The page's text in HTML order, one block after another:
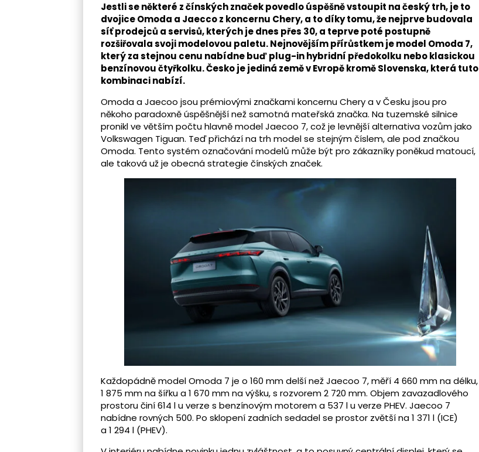
Jestli se některé z čínských značek povedlo úspěšně vstoupit na český trh, je to
dvojice Omoda a Jaecco z koncernu Chery, a to díky tomu, že nejprve budovala
síť prodejců a servisů, kterých je dnes přes 30, a teprve poté postupně
rozšiřovala svoji modelovou paletu. Nejnovějším přírůstkem je model Omoda 7,
který za stejnou cenu nabídne buď plug-in hybridní předokolku nebo klasickou
benzínovou čtyřkolku. Česko je jediná země v Evropě kromě Slovenska, která tuto
kombinaci nabízí.
Omoda a Jaecoo jsou prémiovými značkami koncernu Chery a v Česku jsou pro
někoho paradoxně úspěšnější než samotná mateřská značka. Na tuzemské silnice
pronikl ve větším počtu hlavně model Jaecoo 7, což je levnější alternativa vozům jako
Volkswagen Tiguan. Teď přichází na trh model se stejným číslem, ale pod značkou
Omoda. Tento systém označování modelů může být pro zákazníky poněkud matoucí,
ale taková už je obecná strategie čínských značek.
Každopádně model Omoda 7 je o 160 mm delší než Jaecoo 7, měří 4 660 mm na délku,
1 875 mm na šířku a 1 670 mm na výšku, s rozvorem 2 720 mm. Objem zavazadlového
prostoru činí 614 l u verze s benzínovým motorem a 537 l u verze PHEV. Jaecoo 7
nabídne rovných 500. Po sklopení zadních sedadel se prostor zvětší na 1 371 l (ICE)
a 1 294 l (PHEV).